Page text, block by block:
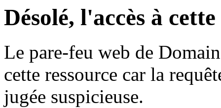
Désolé, l'accès à
Le pare-feu web de
cette ressource car la
jugée suspicieuse.